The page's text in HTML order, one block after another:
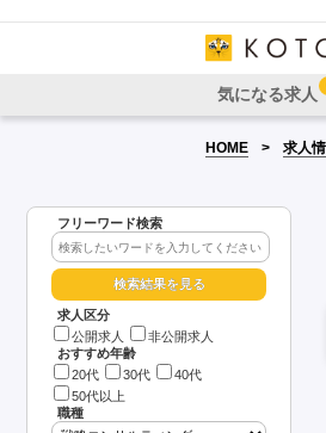
気になる求人
HOME 求人
フリーワード検索
求人区分
公開求人
非公開求人
おすすめ年齢
20代
30代
40代
50代以上
職種